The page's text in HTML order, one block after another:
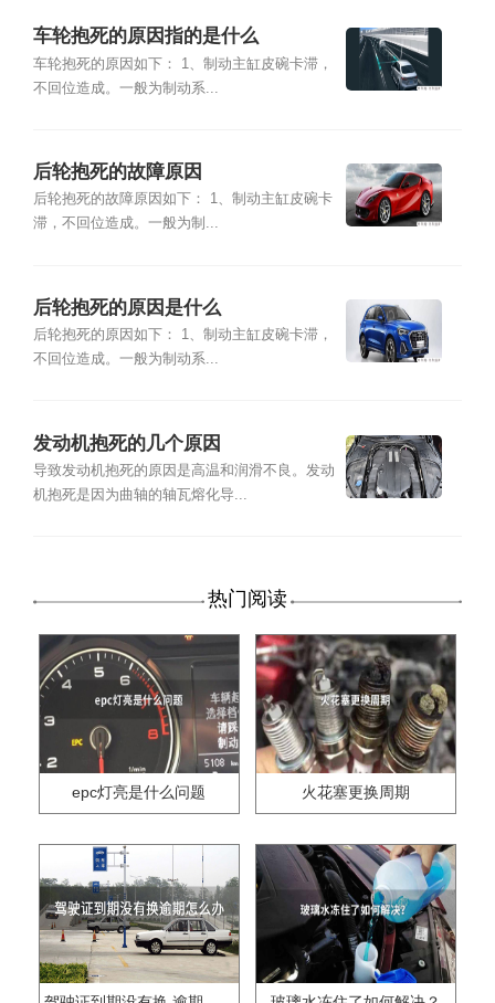
车轮抱死的原因指的是什么
车轮抱死的原因如下： 1、制动主缸皮碗卡滞，
不回位造成。一般为制动系...
后轮抱死的故障原因
后轮抱死的故障原因如下： 1、制动主缸皮碗卡
滞，不回位造成。一般为制...
后轮抱死的原因是什么
后轮抱死的原因如下： 1、制动主缸皮碗卡滞，
不回位造成。一般为制动系...
发动机抱死的几个原因
导致发动机抱死的原因是高温和润滑不良。发动
机抱死是因为曲轴的轴瓦熔化导...
热门阅读
epc灯亮是什么问题 火花塞更换周期